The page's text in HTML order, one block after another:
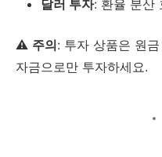
달러 투자: 환율 분산
⚠️ 주의: 투자 상품은 원
자금으로만 투자하세요.